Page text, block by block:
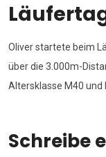
Oliver startete beim
über die 3.000m-
Altersklasse M40 und
Schreibe